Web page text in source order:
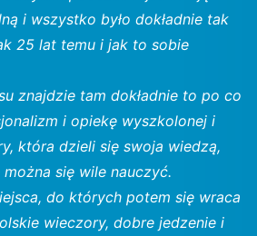
i wszystko było dokładnie tak
25 lat temu i jak to sobie
znajdzie tam dokładnie to po co
i opiekę wyszkolonej i
która dzieli się swoja wiedzą,
się wile nauczyć.
do których potem się wraca
wieczory, dobre jedzenie i